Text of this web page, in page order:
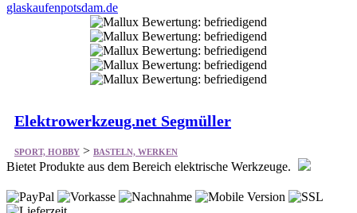
glaskaufenpotsdam.de
Elektrowerkzeug.net Segmüller
SPORT, HOBBY > BASTELN, WERKEN
Bietet Produkte aus dem Bereich elektrische Werkzeuge.